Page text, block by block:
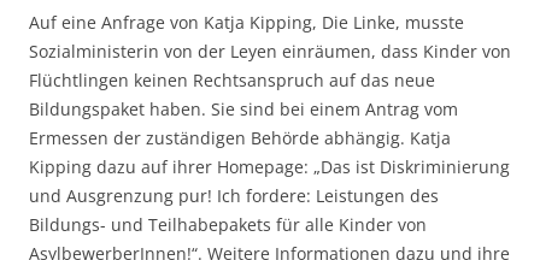
Auf eine Anfrage von Katja Kipping, Die Linke, musste
Sozialministerin von der Leyen einräumen, dass Kinder von
Flüchtlingen keinen Rechtsanspruch auf das neue
Bildungspaket haben. Sie sind bei einem Antrag vom
Ermessen der zuständigen Behörde abhängig. Katja
Kipping dazu auf ihrer Homepage: „Das ist Diskriminierung
und Ausgrenzung pur! Ich fordere: Leistungen des
Bildungs- und Teilhabepakets für alle Kinder von
AsylbewerberInnen!“. Weitere Informationen dazu und ihre